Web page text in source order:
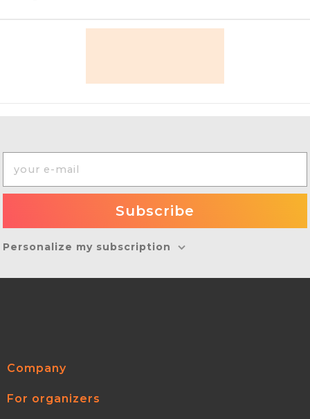
Personalize my subscription
Company
For organizers